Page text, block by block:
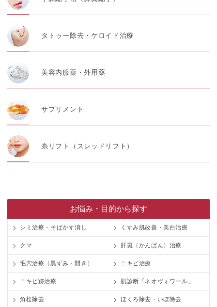
タトゥー除去・ケロイド治療
美容内服薬・外用薬
サプリメント
糸リフト（スレッドリフト）
お悩み・目的から探す
シミ治療・そばかす消し くすみ肌改善・美白治療
クマ 肝斑（かんぱん）治療
毛穴治療（黒ずみ・開き） ニキビ治療
ニキビ跡治療 肌診断「ネオヴォワール」
角栓除去 ほくろ除去・いぼ除去